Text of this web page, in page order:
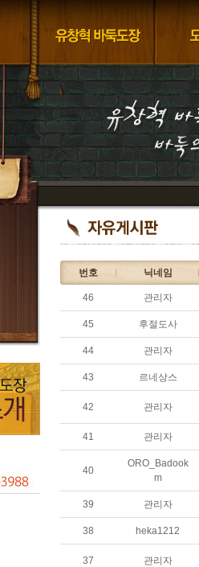
번호 닉네임
46 관리자
45 후절도사
44 관리자
43 르네상스
42 관리자
41 관리자
40
ORO_Badook
m
39 관리자
38 heka1212
37 관리자